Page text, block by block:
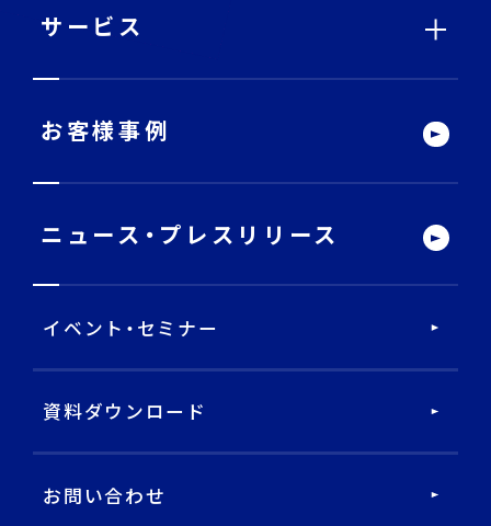
サービス
サービストップ
戦略・分析・実行 支援
DECA Marketing Agent
DECA Service Agent
データ基盤・マーケティングツール
お客様事例
ニュース・ プレスリリース
イベント・セミナー
資料ダウンロード
お問い合わせ